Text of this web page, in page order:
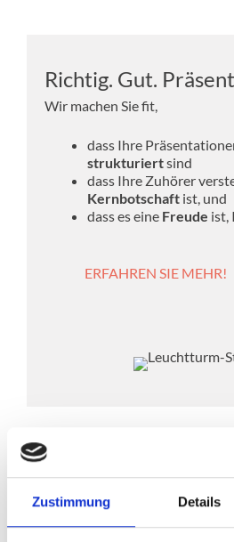
Zustimmung Details
Richtig. Gut.
Wir machen Sie fit,
dass Ihre
strukturiertsind
dass Ihre Zuhörer
Kernbotschaft ist, und
dass es eine Freude ist,
ERFAHREN SIE MEHR!